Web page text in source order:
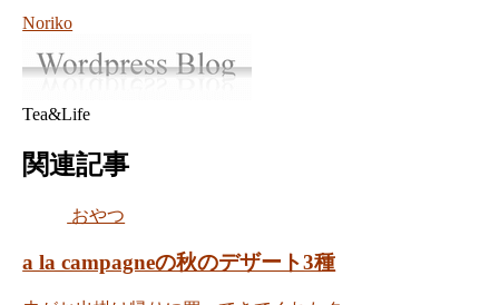
Noriko
Tea&Life
関連記事
おやつ
a la campagneの秋のデザート3種